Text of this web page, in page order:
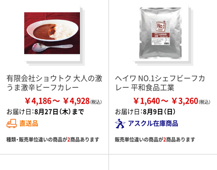
有限会社ショウトク 大人の激
うま激辛ビーフカレー
￥4,186 ￥4,928
お届け日：8月27日（木）まで
直送品
種類・販売単位違いの商品が2商品あります
ヘイワ NO.1シェフビーフカ
レー 平和食品工業
￥1,640 ￥3,260
お届け日：8月9日（日）
アスクル在庫商品
販売単位違いの商品が2商品あります